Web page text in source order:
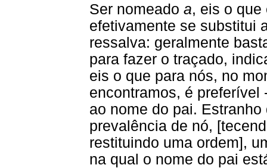
Ser nomeado a, eis o que
efetivamente se substitui
ressalva: geralmente
para fazer o traçado,
eis o que para nós, no
encontramos, é preferível
ao nome do pai.
prevalência de nó,
restituindo uma ordem],
na qual o nome do pai